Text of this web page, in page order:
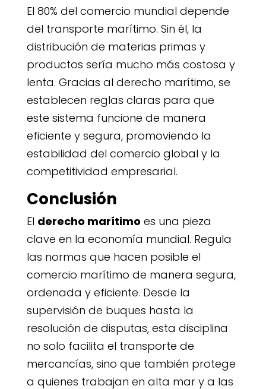
El 80% del comercio mundial depende
del transporte marítimo. Sin él, la
distribución de materias primas y
productos sería mucho más costosa y
lenta. Gracias al derecho marítimo, se
establecen reglas claras para que
este sistema funcione de manera
eficiente y segura, promoviendo la
estabilidad del comercio global y la
competitividad empresarial.
Conclusión
El derecho marítimo es una pieza
clave en la economía mundial. Regula
las normas que hacen posible el
comercio marítimo de manera segura,
ordenada y eficiente. Desde la
supervisión de buques hasta la
resolución de disputas, esta disciplina
no solo facilita el transporte de
mercancías, sino que también protege
a quienes trabajan en alta mar y a las